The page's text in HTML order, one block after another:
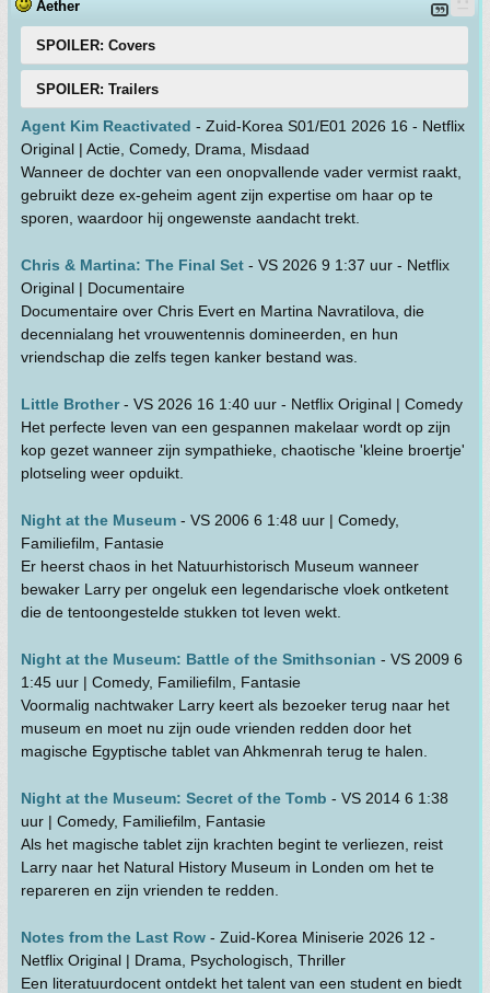
Aether
SPOILER: Covers
SPOILER: Trailers
Agent Kim Reactivated - Zuid-Korea S01/E01 2026 16 - Netflix
Original | Actie, Comedy, Drama, Misdaad
Wanneer de dochter van een onopvallende vader vermist raakt,
gebruikt deze ex-geheim agent zijn expertise om haar op te
sporen, waardoor hij ongewenste aandacht trekt.
Chris & Martina: The Final Set - VS 2026 9 1:37 uur - Netflix
Original | Documentaire
Documentaire over Chris Evert en Martina Navratilova, die
decennialang het vrouwentennis domineerden, en hun
vriendschap die zelfs tegen kanker bestand was.
Little Brother- VS 2026 16 1:40 uur - Netflix Original | Comedy
Het perfecte leven van een gespannen makelaar wordt op zijn
kop gezet wanneer zijn sympathieke, chaotische 'kleine broertje'
plotseling weer opduikt.
Night at the Museum - VS 2006 6 1:48 uur | Comedy,
Familiefilm, Fantasie
Er heerst chaos in het Natuurhistorisch Museum wanneer
bewaker Larry per ongeluk een legendarische vloek ontketent
die de tentoongestelde stukken tot leven wekt.
Night at the Museum: Battle of the Smithsonian - VS 2009 6
1:45 uur | Comedy, Familiefilm, Fantasie
Voormalig nachtwaker Larry keert als bezoeker terug naar het
museum en moet nu zijn oude vrienden redden door het
magische Egyptische tablet van Ahkmenrah terug te halen.
Night at the Museum: Secret of the Tomb - VS 2014 6 1:38
uur | Comedy, Familiefilm, Fantasie
Als het magische tablet zijn krachten begint te verliezen, reist
Larry naar het Natural History Museum in Londen om het te
repareren en zijn vrienden te redden.
Notes from the Last Row - Zuid-Korea Miniserie 2026 12 -
Netflix Original | Drama, Psychologisch, Thriller
Een literatuurdocent ontdekt het talent van een student en biedt